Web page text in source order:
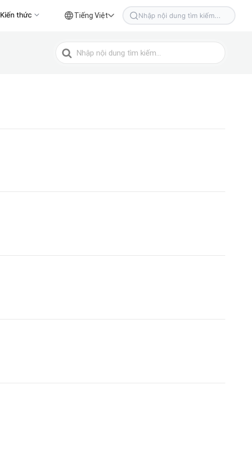
Kiến thức Tiếng Việt
Tìm
cho
Tìm
kiếm